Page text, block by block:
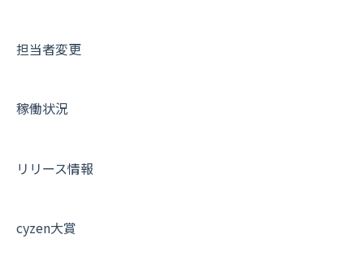
商品
お知らせ
商品
契約・その他
メンバー画面について
その他よくある質問
担当者変更
稼働状況
リリース情報
cyzen大賞